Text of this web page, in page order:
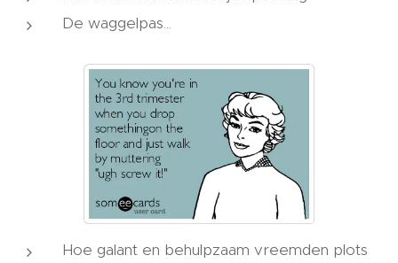
De waggelpas...
Hoe galant en behulpzaam vreemden plots